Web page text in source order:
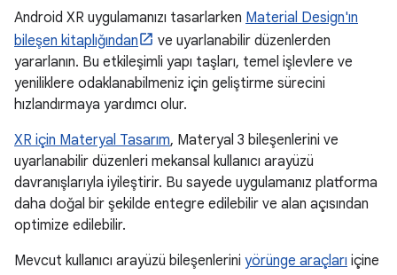
Android XR uygulamanızı tasarlarken Material Design'ın
bileşen kitaplığından
ve uyarlanabilir düzenlerden
yararlanın. Bu etkileşimli yapı taşları, temel işlevlere ve
yeniliklere odaklanabilmeniz için geliştirme sürecini
hızlandırmaya yardımcı olur.
XR için Materyal Tasarım, Materyal 3 bileşenlerini ve
uyarlanabilir düzenleri mekansal kullanıcı arayüzü
davranışlarıyla iyileştirir. Bu sayede uygulamanız platforma
daha doğal bir şekilde entegre edilebilir ve alan açısından
optimize edilebilir.
Mevcut kullanıcı arayüzü bileşenlerini yörünge araçları içine